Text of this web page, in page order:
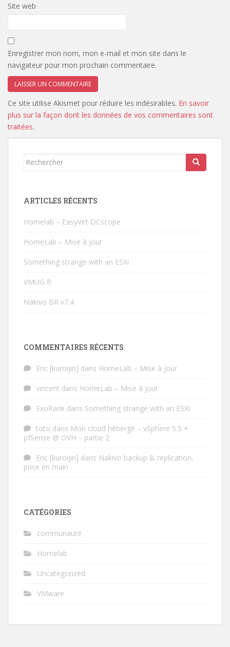
Site web
Enregistrer mon nom, mon e-mail et mon site dans le
navigateur pour mon prochain commentaire.
Ce site utilise Akismet pour réduire les indésirables. En savoir
plus sur la façon dont les données de vos commentaires sont
traitées.
Rechercher...
ARTICLES RÉCENTS
Homelab – EasyVirt DCscope
HomeLab – Mise à jour
Something strange with an ESXi
VMUG fr
Nakivo BR v7.4
COMMENTAIRES RÉCENTS
Eric [kuroijin] dans HomeLab – Mise à jour
vincent dans HomeLab – Mise à jour
ExoRank dans Something strange with an ESXi
toto dans Mon cloud hébergé – vSphere 5.5 +
pfSense @ OVH – partie 2
Eric [kuroijin] dans Nakivo backup & replication,
prise en main
CATÉGORIES
communauté
Homelab
Uncategorized
VMware